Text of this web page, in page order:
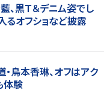
、黒Ｔ＆デニム姿でし
るオフショなど披露
・鳥本香琳、オフはアク
体験